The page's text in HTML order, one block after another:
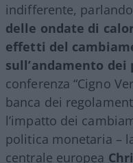
indifferente,
delle ondate di
effetti del
sull’andamento dei
conferenza “Cigno
banca dei
l’impatto dei
politica monetaria –
centrale europea